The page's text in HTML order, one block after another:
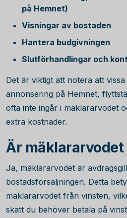
på Hemnet)
Visningar av bostaden
Hantera budgivningen
Slutförhandlingar och
Det är viktigt att notera att
annonsering på Hemnet,
ofta inte ingår i mäklararvodet
extra kostnader.
Är
Ja, mäklararvodet är
bostadsförsäljningen. Detta
mäklararvodet från vinsten,
skatt du behöver betala på